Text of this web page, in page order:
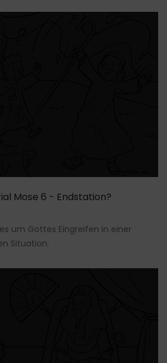
Mose 6 - Endstation?
um Gottes Eingreifen in einer
Situation.